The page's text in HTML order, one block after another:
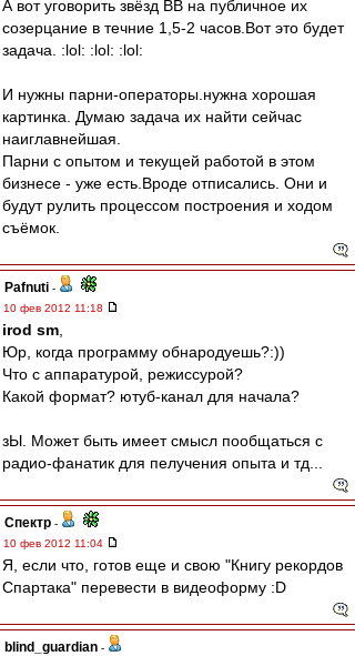
А вот уговорить звёзд ВВ на публичное их
созерцание в течние 1,5-2 часов.Вот это будет
задача. :lol: :lol: :lol:
И нужны парни-операторы.нужна хорошая
картинка. Думаю задача их найти сейчас
наиглавнейшая.
Парни с опытом и текущей работой в этом
бизнесе - уже есть.Вроде отписались. Они и
будут рулить процессом построения и ходом
съёмок.
Pafnuti -
10 фев 2012 11:18
irod sm
Юр, когда программу обнародуешь?:))
Что с аппаратурой, режиссурой?
Какой формат? ютуб-канал для начала?
зЫ. Может быть имеет смысл пообщаться с
радио-фанатик для пелучения опыта и тд...
Спектр -
10 фев 2012 11:04
Я, если что, готов еще и свою "Книгу рекордов
Спартака" перевести в видеоформу :D
blind_guardian -